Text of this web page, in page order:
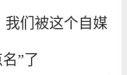
我们被这个自媒
”了